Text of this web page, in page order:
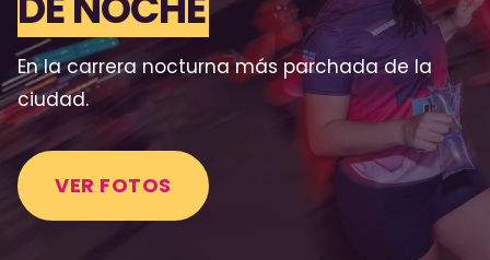
En la carrera nocturna más parchada de la
ciudad.
VER FOTOS